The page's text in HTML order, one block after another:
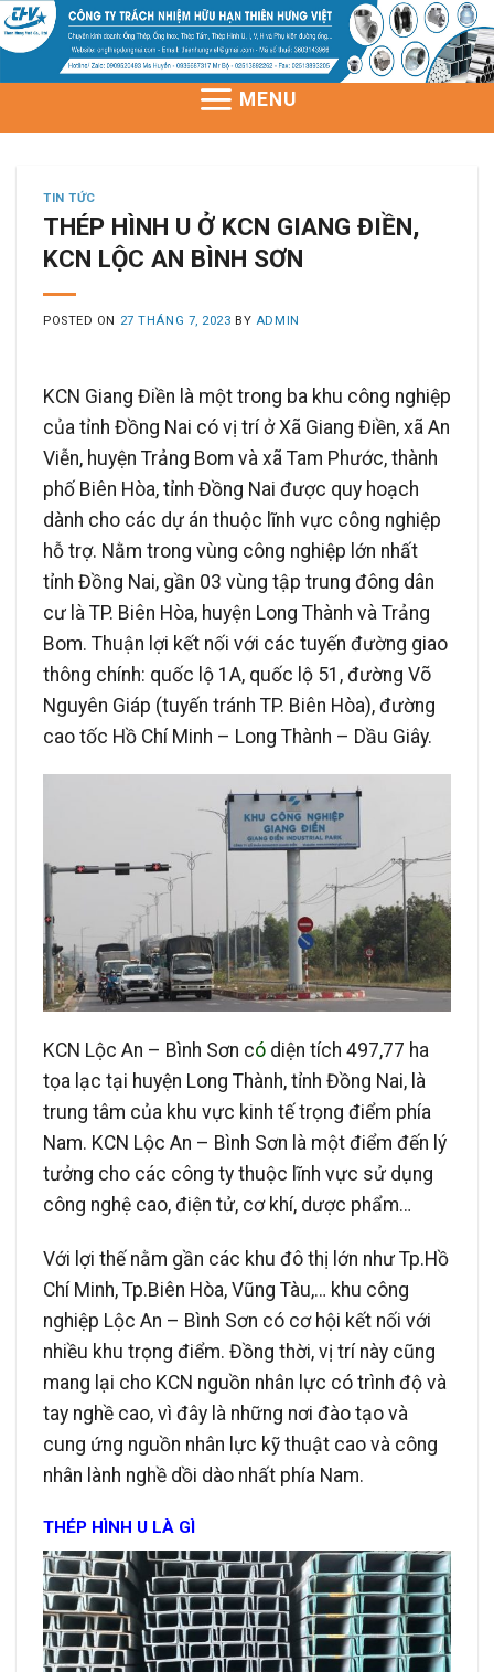
Skip
to
MENU
TIN TỨC
THÉP HÌNH U Ở KCN GIANG ĐIỀN,
KCN LỘC AN BÌNH SƠN
POSTED ON 27 THÁNG 7, 2023 BY ADMIN
KCN Giang Điền là một trong ba khu công nghiệp
của tỉnh Đồng Nai có vị trí ở Xã Giang Điền, xã An
Viễn, huyện Trảng Bom và xã Tam Phước, thành
phố Biên Hòa, tỉnh Đồng Nai được quy hoạch
dành cho các dự án thuộc lĩnh vực công nghiệp
hỗ trợ. Nằm trong vùng công nghiệp lớn nhất
tỉnh Đồng Nai, gần 03 vùng tập trung đông dân
cư là TP. Biên Hòa, huyện Long Thành và Trảng
Bom. Thuận lợi kết nối với các tuyến đường giao
thông chính: quốc lộ 1A, quốc lộ 51, đường Võ
Nguyên Giáp (tuyến tránh TP. Biên Hòa), đường
cao tốc Hồ Chí Minh – Long Thành – Dầu Giây.
KCN Lộc An – Bình Sơn có diện tích 497,77 ha
tọa lạc tại huyện Long Thành, tỉnh Đồng Nai, là
trung tâm của khu vực kinh tế trọng điểm phía
Nam. KCN Lộc An – Bình Sơn là một điểm đến lý
tưởng cho các công ty thuộc lĩnh vực sử dụng
công nghệ cao, điện tử, cơ khí, dược phẩm…
Với lợi thế nằm gần các khu đô thị lớn như Tp.Hồ
Chí Minh, Tp.Biên Hòa, Vũng Tàu,… khu công
nghiệp Lộc An – Bình Sơn có cơ hội kết nối với
nhiều khu trọng điểm. Đồng thời, vị trí này cũng
mang lại cho KCN nguồn nhân lực có trình độ và
tay nghề cao, vì đây là những nơi đào tạo và
cung ứng nguồn nhân lực kỹ thuật cao và công
nhân lành nghề dồi dào nhất phía Nam.
THÉP HÌNH U LÀ GÌ